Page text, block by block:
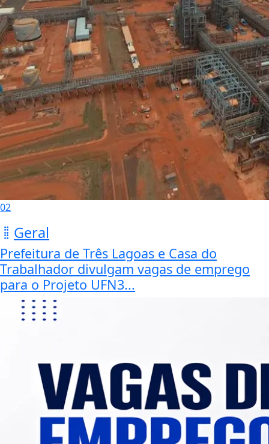
02
Geral
Prefeitura de Três Lagoas e Casa do
Trabalhador divulgam vagas de emprego
para o Projeto UFN3...